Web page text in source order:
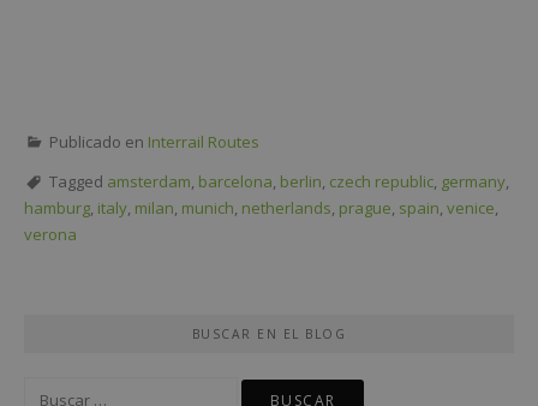
Publicado en Interrail Routes
Tagged amsterdam barcelona berlin czech republic germany
hamburg italy milan munich netherlands prague spain venice
verona
BUSCAR EN EL BLOG